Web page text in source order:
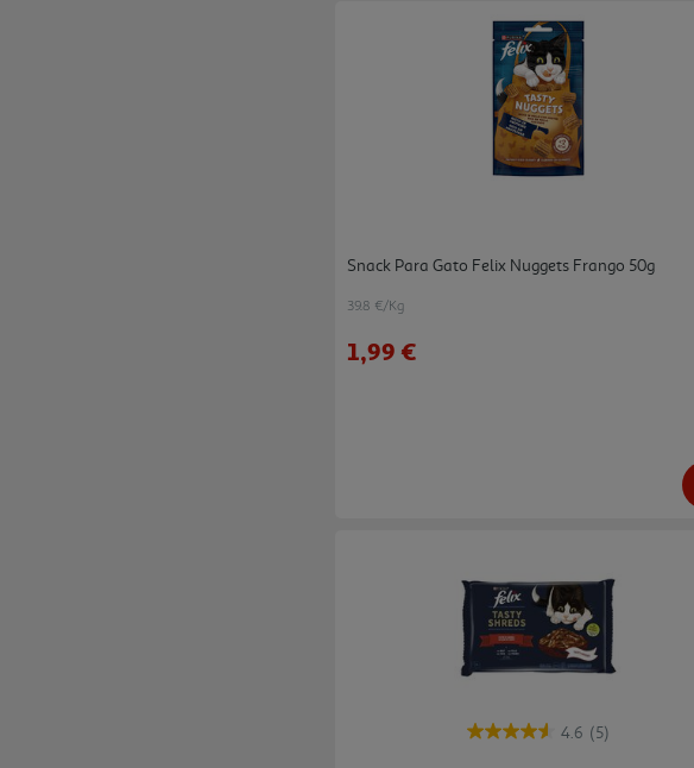
Snack Para Gato Felix Nuggets Frango 50g
39.8 €/Kg
1,99 €
4.6 (5)